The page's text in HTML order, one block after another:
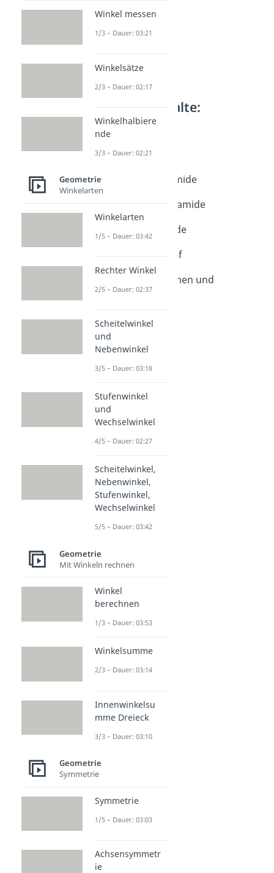
Weitere Inhalte:
Geometrie
Pyramide
Pyramide
Oberfläche Pyramide
Dauer: 04:42
Mantelfläche Pyramide
Dauer: 01:49
Volumen Pyramide
Dauer: 04:25
Pyramidenstumpf
Dauer: 04:24
Tetraeder - Volumen und
Oberfläche
Winkel messen
1/3 – Dauer: 03:21
Winkelsätze
2/3 – Dauer: 02:17
Winkelhalbiere
nde
3/3 – Dauer: 02:21
Geometrie
Winkelarten
Winkelarten
1/5 – Dauer: 03:42
Rechter Winkel
2/5 – Dauer: 02:37
Scheitelwinkel
und
Nebenwinkel
3/5 – Dauer: 03:18
Stufenwinkel
und
Wechselwinkel
4/5 – Dauer: 02:27
Scheitelwinkel,
Nebenwinkel,
Stufenwinkel,
Wechselwinkel
5/5 – Dauer: 03:42
Geometrie
Mit Winkeln rechnen
Winkel
berechnen
1/3 – Dauer: 03:53
Winkelsumme
2/3 – Dauer: 03:14
Innenwinkelsu
mme Dreieck
3/3 – Dauer: 03:10
Geometrie
Symmetrie
Symmetrie
1/5 – Dauer: 03:03
Achsensymmetr
ie